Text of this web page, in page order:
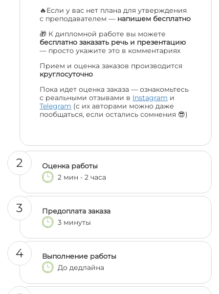
🔥Если у вас нет плана для утверждения
с преподавателем — напишем бесплатно
🎁 К дипломной работе вы можете
бесплатно заказать речь и презентацию
— просто укажите это в комментариях
Прием и оценка заказов производится
круглосуточно
Пока идет оценка заказа — ознакомьтесь
с реальными отзывами в Instagram и
Telegram (с их авторами можно даже
пообщаться, если остались сомнения 😎)
2
Оценка работы
2 мин - 2 часа
3
Предоплата заказа
3 минуты
4
Выполнение работы
До дедлайна